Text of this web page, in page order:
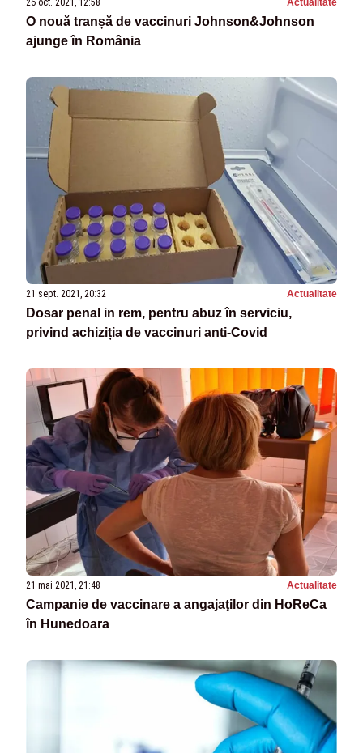
26 oct. 2021, 12:58 Actualitate
O nouă tranșă de vaccinuri Johnson&Johnson
ajunge în România
21 sept. 2021, 20:32 Actualitate
Dosar penal in rem, pentru abuz în serviciu,
privind achiziția de vaccinuri anti-Covid
21 mai 2021, 21:48 Actualitate
Campanie de vaccinare a angajaţilor din HoReCa
în Hunedoara